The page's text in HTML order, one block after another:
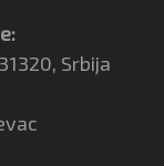
Srbija